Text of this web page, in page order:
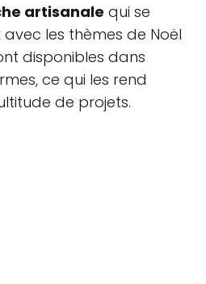
artisanale qui se
les thèmes de Noël
disponibles dans
ce qui les rend
de projets.